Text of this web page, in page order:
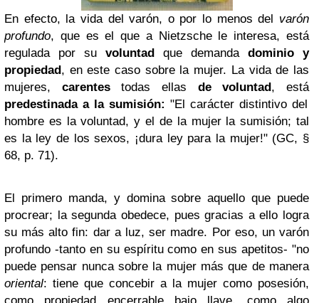
En efecto, la vida del varón, o por lo menos del varón
profundo, que es el que a Nietzsche le interesa, está
regulada por su voluntad que demandadominio y
propiedad, en este caso sobre la mujer. La vida de las
mujeres, carentestodas ellas de voluntad, está
predestinada a la sumisión: "El carácter distintivo del
hombre es la voluntad, y el de la mujer la sumisión; tal
es la ley de los sexos, ¡dura ley para la mujer!" (GC, §
68, p. 71).
El primero manda, y domina sobre aquello que puede
procrear; la segunda obedece, pues gracias a ello logra
su más alto fin: dar a luz, ser madre. Por eso, un varón
profundo -tanto en su espíritu como en sus apetitos- "no
puede pensar nunca sobre la mujer más que de manera
oriental: tiene que concebir a la mujer como posesión,